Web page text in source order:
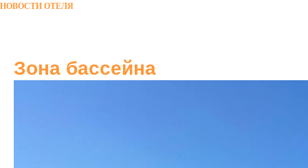
НОВОСТИ ОТЕЛЯ
Зона бассейна